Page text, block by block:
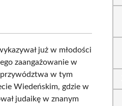
już w młodości
zaangażowanie w
przywództwa w tym
Wiedeńskim, gdzie w
judaikę w znanym